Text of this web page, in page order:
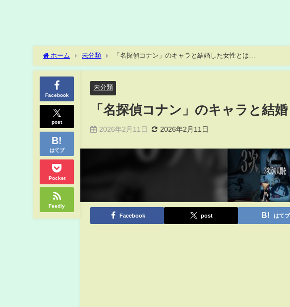
ホーム 未分類 「名探偵コナン」のキャラと結婚した女性とは…
Facebook
post
はてブ
Pocket
Feedly
未分類
「名探偵コナン」のキャラと結
2026年2月11日 2026年2月11日
Facebook post はてブ